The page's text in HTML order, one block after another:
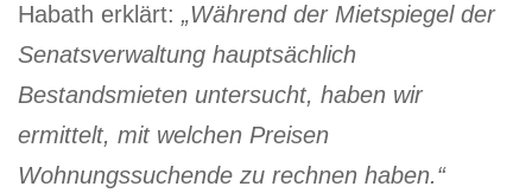
Habath erklärt: „Während der Mietspiegel der
Senatsverwaltung hauptsächlich
Bestandsmieten untersucht, haben wir
ermittelt, mit welchen Preisen
Wohnungssuchende zu rechnen haben.“